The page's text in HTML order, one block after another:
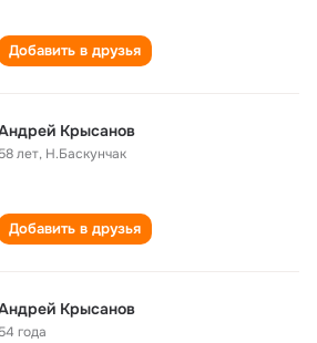
Добавить в друзья
Крысанов
58 лет, Н.Баскунчак
Добавить в друзья
Крысанов
54 года